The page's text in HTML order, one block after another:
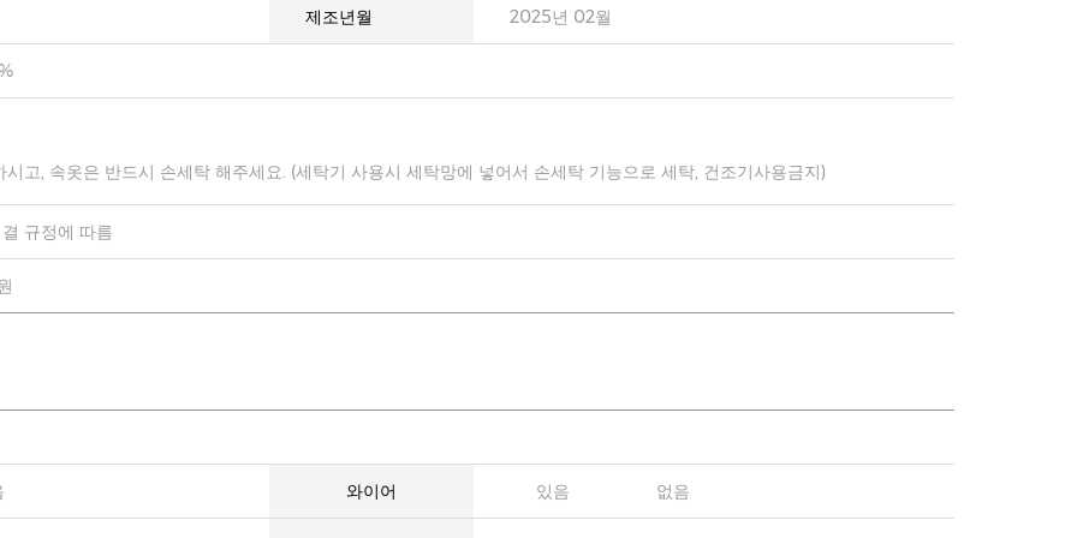
제조년월 2025년 02월
고, 속옷은 반드시 손세탁 해주세요. (세탁기 사용시 세탁망에 넣어서 손세탁 기능으로 세탁, 건조기사용금지)
규정에 따름
와이어 있음 없음